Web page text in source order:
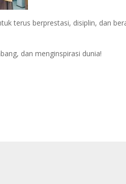
terus berprestasi, disiplin, dan
dan menginspirasi dunia!